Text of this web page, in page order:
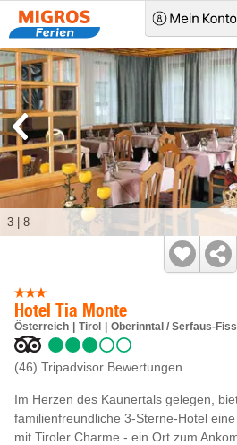
Hotel Tia Monte
Österreich Tirol Oberinntal / Serfaus-
(46) Tripadvisor Bewertungen
Im Herzen des Kaunertals gelegen,
familienfreundliche 3-Sterne-Hotel
mit Tiroler Charme - ein Ort zum
3 8